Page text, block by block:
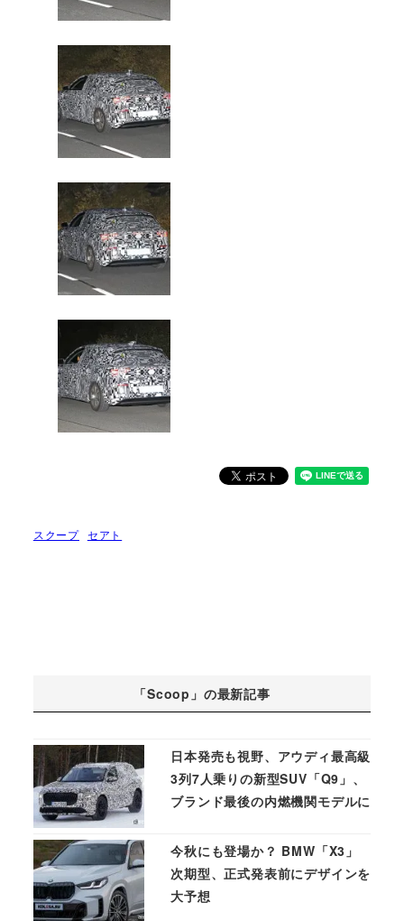
スクープ セアト
「Scoop」の最新記事
日本発売も視野、アウディ最高級
3列7人乗りの新型SUV「Q9」、
ブランド最後の内燃機関モデルに
今秋にも登場か？ BMW「X3」
次期型、正式発表前にデザインを
大予想